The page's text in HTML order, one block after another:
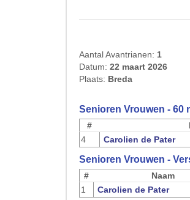
Aantal Avantrianen: 1
Datum: 22 maart 2026
Plaats: Breda
Senioren Vrouwen - 60
#
4
Carolien de Pater
Senioren Vrouwen -
# Naam
1
Carolien de Pater